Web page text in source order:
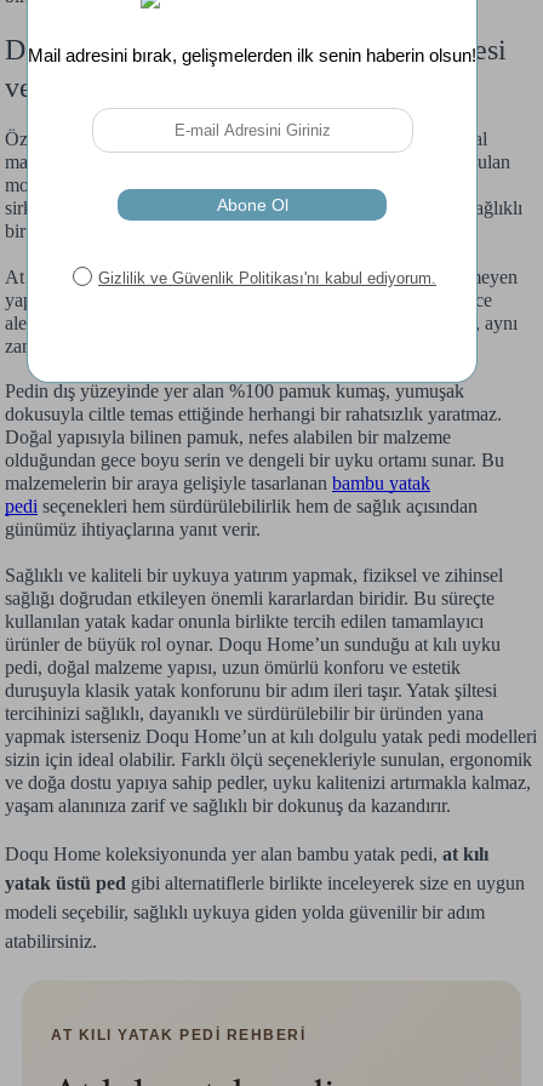
Doqu Home At Kılı Yatak Pedi Malzemesi
ve Kalitesi
Özellikle el işçiliğiyle öne çıkan at kılı yatak pedi, kaliteli doğal
malzeme kullanımıyla fark yaratır. Doqu Home tarafından sunulan
modelde kullanılan at kılı dolgusu, doğal elastikiyet ve hava
sirkülasyonu sağlayarak sentetik alternatiflere göre çok daha sağlıklı
bir kullanım sunar.
At kılı hem suyu itici özelliğe sahiptir hem de kolay nem çekmeyen
yapısı sayesinde bakteriyel oluşumlara karşı dirençlidir. Böylece
alerjik reaksiyonlara yatkın bireyler için ek bir güvenlik sağlar, aynı
zamanda kötü koku oluşumunu önlemeye de yardımcı olur.
Pedin dış yüzeyinde yer alan %100 pamuk kumaş, yumuşak
dokusuyla ciltle temas ettiğinde herhangi bir rahatsızlık yaratmaz.
Doğal yapısıyla bilinen pamuk, nefes alabilen bir malzeme
olduğundan gece boyu serin ve dengeli bir uyku ortamı sunar. Bu
malzemelerin bir araya gelişiyle tasarlanan bambu yatak
pedi seçenekleri hem sürdürülebilirlik hem de sağlık açısından
günümüz ihtiyaçlarına yanıt verir.
Sağlıklı ve kaliteli bir uykuya yatırım yapmak, fiziksel ve zihinsel
sağlığı doğrudan etkileyen önemli kararlardan biridir. Bu süreçte
kullanılan yatak kadar onunla birlikte tercih edilen tamamlayıcı
ürünler de büyük rol oynar. Doqu Home’un sunduğu at kılı uyku
pedi, doğal malzeme yapısı, uzun ömürlü konforu ve estetik
duruşuyla klasik yatak konforunu bir adım ileri taşır. Yatak şiltesi
tercihinizi sağlıklı, dayanıklı ve sürdürülebilir bir üründen yana
yapmak isterseniz Doqu Home’un at kılı dolgulu yatak pedi modelleri
sizin için ideal olabilir. Farklı ölçü seçenekleriyle sunulan, ergonomik
ve doğa dostu yapıya sahip pedler, uyku kalitenizi artırmakla kalmaz,
yaşam alanınıza zarif ve sağlıklı bir dokunuş da kazandırır.
Doqu Home koleksiyonunda yer alan bambu yatak pedi, at kılı
yatak üstü ped gibi alternatiflerle birlikte inceleyerek size en uygun
modeli seçebilir, sağlıklı uykuya giden yolda güvenilir bir adım
atabilirsiniz.
AT KILI YATAK PEDİ REHBERİ